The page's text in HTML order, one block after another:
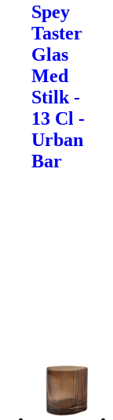
Spey
Taster
Glas
Med
Stilk -
13 Cl -
Urban
Bar